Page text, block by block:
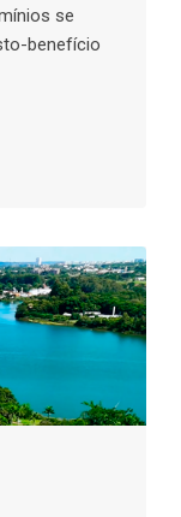
se
benefício